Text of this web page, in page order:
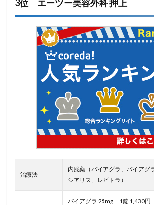
3位 エーツー美容外科 押上
治療法
内服薬（バイアグラ、バイアグ
シアリス、レビトラ）
バイアグラ 25mg 1錠 1,430